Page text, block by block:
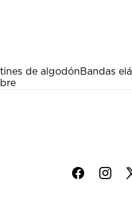
de algodónBandas
f i